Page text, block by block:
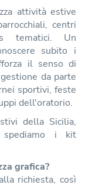
attività estive
centri
tematici. Un
subito i
il senso di
da parte
sportivi, feste
dell'oratorio.
della Sicilia,
spediamo i kit
grafica?
richiesta, così